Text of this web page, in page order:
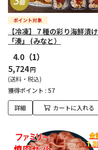
【冷凍】７種の彩り海鮮漬け
「湊」 (みなと）
4.0 （1）
5,724円
(送料・税込)
獲得ポイント : 57
詳細 カートに入れる